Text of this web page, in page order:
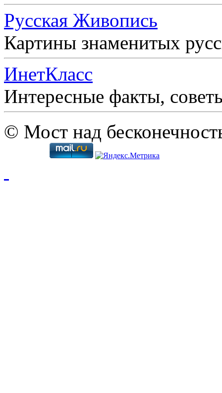
Русская Живопись
Картины знаменитых
ИнетКласс
Интересные факты,
© Мост над